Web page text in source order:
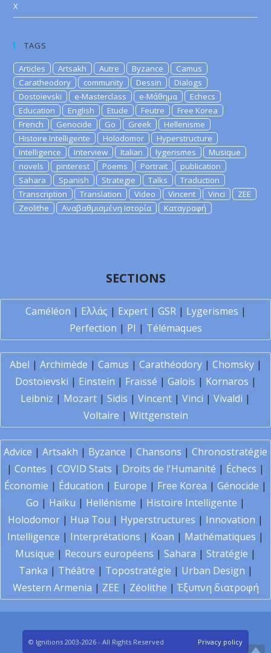
X
TAGS
Articles Artsakh Autre Byzance
Camus
Caratheodory
community Dessin
Dialogs
Dostoievski
e-Masterclass e-Μάθημα
Echecs
Education
English Etude Feutre
Free Korea
French
Genocide Go Greek
Hellenisme
Histoire Intelligente
Holodomor
Hyperstructure
Intelligence
Interview Italian lygerismes
Musique
novels
pinterest Poems Portrait
publication
Sahara
Spanish Strategie Talks
Traduction
Transcription
Translation Video Vincent Vinci
ZEE
Zeolithe
Αναβαθμισμένη Ιστορία Καταγραφή
SECTIONS
Caméléon | Ελλάς | Expert| GSR| Lygerismes |
Perfection | PI | Télémaques
Abel | Archimède | Camus | Carathéodory| Chomsky|
Dostoïevski | Einstein | Fraïssé | Galois | Kornaros |
Leibniz | Mozart | Sidis | Vincent | Vinci | Vivaldi |
Voltaire | Wittgenstein
Advice | Artsakh | Byzance | Chansons | Chronostratégie
| Contes | COVID Stats | Droits de l'Humanité | Échecs |
Économie | Éducation | Europe | Free Korea | Génocide |
Go | Haïku | Hellénisme | Histoire Intelligente |
Holodomor | Hua Tou | Hyperstructures | Innovation |
Intelligence | Interprétations | Koan | Mathématiques |
Musique | Recours européens | Sahara | Stratégie |
Tanka | Théâtre | Topostratégie | Urban Design |
Western Armenia | ZEE | Zéolithe | Έξυπνη διατροφή
© Ignitions 2003-2026 - All Rights Reserved Privacy policy